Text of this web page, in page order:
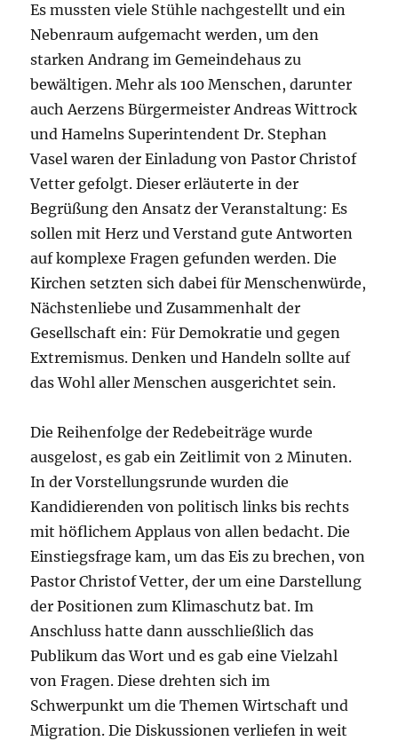
Es mussten viele Stühle nachgestellt und ein
Nebenraum aufgemacht werden, um den
starken Andrang im Gemeindehaus zu
bewältigen. Mehr als 100 Menschen, darunter
auch Aerzens Bürgermeister Andreas Wittrock
und Hamelns Superintendent Dr. Stephan
Vasel waren der Einladung von Pastor Christof
Vetter gefolgt. Dieser erläuterte in der
Begrüßung den Ansatz der Veranstaltung: Es
sollen mit Herz und Verstand gute Antworten
auf komplexe Fragen gefunden werden. Die
Kirchen setzten sich dabei für Menschenwürde,
Nächstenliebe und Zusammenhalt der
Gesellschaft ein: Für Demokratie und gegen
Extremismus. Denken und Handeln sollte auf
das Wohl aller Menschen ausgerichtet sein.
Die Reihenfolge der Redebeiträge wurde
ausgelost, es gab ein Zeitlimit von 2 Minuten.
In der Vorstellungsrunde wurden die
Kandidierenden von politisch links bis rechts
mit höflichem Applaus von allen bedacht. Die
Einstiegsfrage kam, um das Eis zu brechen, von
Pastor Christof Vetter, der um eine Darstellung
der Positionen zum Klimaschutz bat. Im
Anschluss hatte dann ausschließlich das
Publikum das Wort und es gab eine Vielzahl
von Fragen. Diese drehten sich im
Schwerpunkt um die Themen Wirtschaft und
Migration. Die Diskussionen verliefen in weit